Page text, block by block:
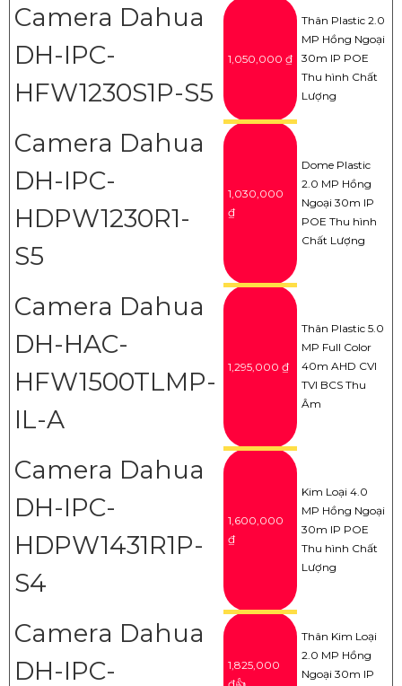
Camera Dahua
DH-IPC-
HFW1230S1P-S5
1,050,000 ₫
Thân Plastic 2.0
MP Hồng Ngoại
30m IP POE
Thu hình Chất
Lượng
Camera Dahua
DH-IPC-
HDPW1230R1-
S5
1,030,000
₫
Dome Plastic
2.0 MP Hồng
Ngoại 30m IP
POE Thu hình
Chất Lượng
Camera Dahua
DH-HAC-
HFW1500TLMP-
IL-A
1,295,000 ₫
Thân Plastic 5.0
MP Full Color
40m AHD CVI
TVI BCS Thu
Âm
Camera Dahua
DH-IPC-
HDPW1431R1P-
S4
1,600,000
₫
Kim Loại 4.0
MP Hồng Ngoại
30m IP POE
Thu hình Chất
Lượng
Camera Dahua
DH-IPC-
1,825,000
Thân Kim Loại
2.0 MP Hồng
Ngoại 30m IP